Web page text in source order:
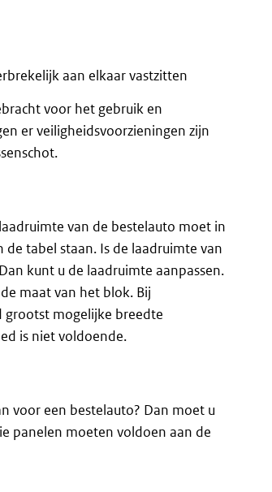
aan elkaar vastzitten
voor het gebruik en
er veiligheidsvoorzieningen zijn
van de bestelauto moet in
tabel staan. Is de laadruimte van
kunt u de laadruimte aanpassen.
maat van het blok. Bij
grootst mogelijke breedte
is niet voldoende.
voor een bestelauto? Dan moet u
panelen moeten voldoen aan de